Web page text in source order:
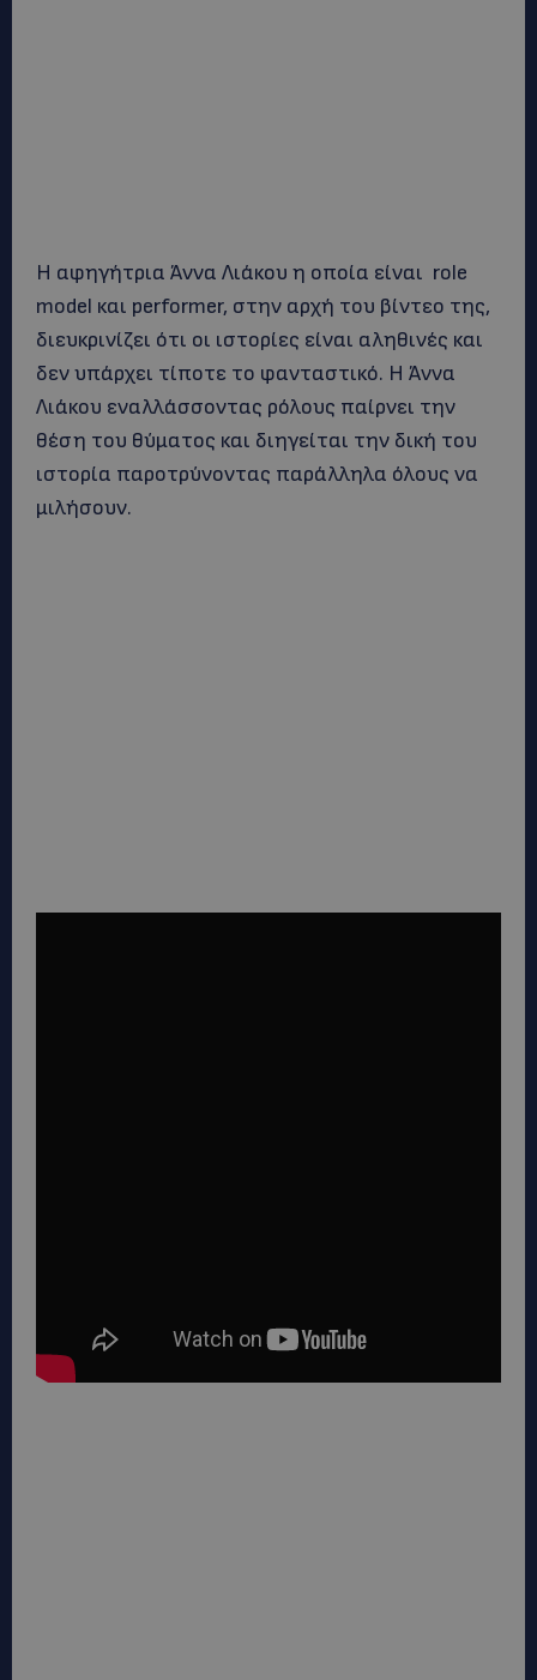
Η αφηγήτρια Άννα Λιάκου η οποία είναι role
model και performer, στην αρχή του βίντεο της,
διευκρινίζει ότι οι ιστορίες είναι αληθινές και
δεν υπάρχει τίποτε το φανταστικό. Η Άννα
Λιάκου εναλλάσσοντας ρόλους παίρνει την
θέση του θύματος και διηγείται την δική του
ιστορία παροτρύνοντας παράλληλα όλους να
μιλήσουν.